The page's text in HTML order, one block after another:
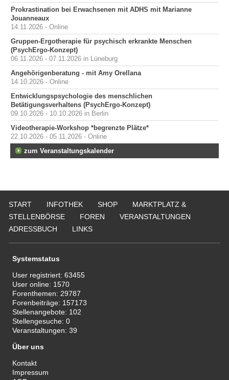
Prokrastination bei Erwachsenen mit ADHS mit Marianne
Jouanneaux
14.11.2026 - Online
Gruppen-Ergotherapie für psychisch erkrankte Menschen
(PsychErgo-Konzept)
06.11.2026 - 07.11.2026 in Lüneburg
Angehörigenberatung - mit Amy Orellana
14.10.2026 - Online
Entwicklungspsychologie des menschlichen
Betätigungsverhaltens (PsychErgo-Konzept)
09.10.2026 - 10.10.2026 in Berlin
Videotherapie-Workshop *begrenzte Plätze*
22.10.2026 - 05.11.2026 - Online
zum Veranstaltungskalender
START INFOTHEK SHOP
MARKTPLATZ &
STELLENBÖRSE
FOREN
VERANSTALTUNGEN
ADRESSBUCH
LINKS
Systemstatus
User registriert:63455
User online: 1570
Forenthemen: 29787
Forenbeiträge: 157173
Stellenangebote: 102
Stellengesuche:0
Veranstaltungen:39
Über uns
Kontakt
Impressum